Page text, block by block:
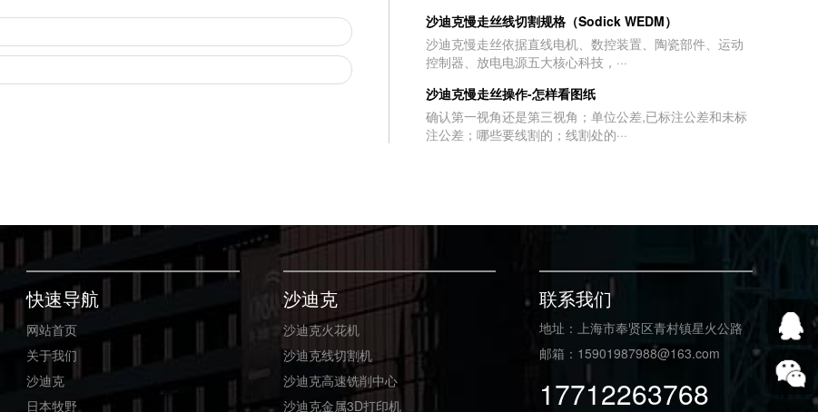
沙迪克慢走丝线切割规格（Sodick WEDM）
沙迪克慢走丝依据直线电机、数控装置、陶瓷部件、运动
控制器、放电电源五大核心科技，···
沙迪克慢走丝操作-怎样看图纸
确认第一视角还是第三视角；单位公差,已标注公差和未标
注公差；哪些要线割的；线割处的···
快速导航
网站首页
关于我们
沙迪克
日本牧野
沙迪克
沙迪克火花机
沙迪克线切割机
沙迪克高速铣削中心
沙迪克金属3D打印机
联系我们
地址：上海市奉贤区青村镇星火公路
邮箱：15901987988@163.com
17712263768